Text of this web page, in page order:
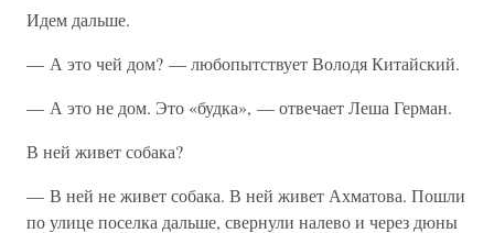
Идем дальше.
— А это чей дом? — любопытствует Володя Китайский.
— А это не дом. Это «будка», — отвечает Леша Герман.
В ней живет собака?
— В ней не живет собака. В ней живет Ахматова. Пошли
по улице поселка дальше, свернули налево и через дюны